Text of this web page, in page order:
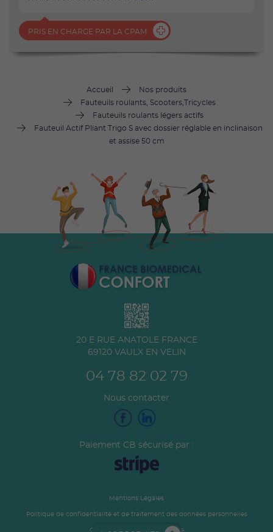
PRIS EN CHARGE PAR LA CPAM
Accueil
Nos produits
Fauteuils roulants, Scooters,Tricycles
Fauteuils roulants légers actifs
Fauteuil Actif Pliant Trigo S avec dossier réglable en inclinaison
et assise 50 cm
20 E RUE ANATOLE FRANCE
69120 VAULX EN VELIN
04 78 82 02 79
Nous contacter
Paiement CB sécurisé par :
Mentions Légales
Politique de confidentialité et de traitement des données personnelles
Conditions générales de vente